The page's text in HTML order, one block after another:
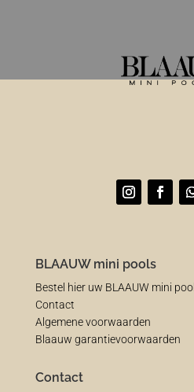
BLAAUW mini pools
Bestel hier uw BLAAUW mini pool
Contact
Algemene voorwaarden
Blaauw garantievoorwaarden
Contact